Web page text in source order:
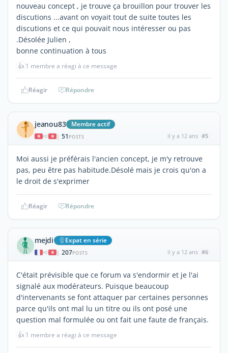
nouveau concept , je trouve ça brouillon pour trouver les
discutions ...avant on voyait tout de suite toutes les
discutions et ce qui pouvait nous intéresser ou pas
.Désolée Julien ,
bonne continuation à tous
👍 1 membre a réagi à ce message
Réagir Répondre
jeanou83 Membre actif
| 51 POSTS il y a 12 ans #5
Moi aussi je préférais l'ancien concept, je m'y retrouve
pas, peu être pas habitude.Désolé mais je crois qu'on a
le droit de s'exprimer
Réagir Répondre
mejdi Expat en série
| 207POSTS il y a 12 ans #6
C'était prévisible que ce forum va s'endormir et je l'ai
signalé aux modérateurs. Puisque beaucoup
d'intervenants se font attaquer par certaines personnes
parce qu'ils ont mal lu un titre ou ils ont posé une
question mal formulée ou ont fait une faute de français.
👍 1 membre a réagi à ce message